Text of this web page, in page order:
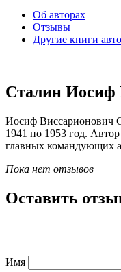
Об авторах
Отзывы
Другие книги
Сталин Иосиф
Иосиф Виссарионович
1941 по 1953 год.
главных командующих
Пока нет отзывов
Оставить
Имя